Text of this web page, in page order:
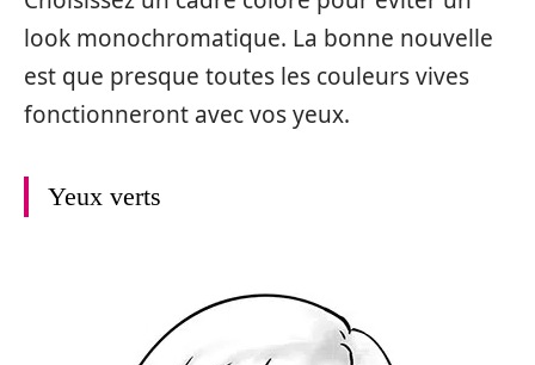
look monochromatique. La bonne nouvelle
est que presque toutes les couleurs vives
fonctionneront avec vos yeux.
Yeux verts